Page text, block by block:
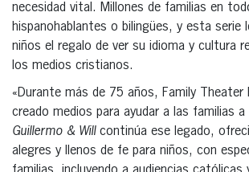
necesidad vital. Millones de familias en
hispanohablantes o bilingües, y esta serie
niños el regalo de ver su idioma y cultura
los medios cristianos.
«Durante más de 75 años, Family Theater
creado medios para ayudar a las familias
Guillermo & Willcontinúa ese legado,
alegres y llenos de fe para niños, con